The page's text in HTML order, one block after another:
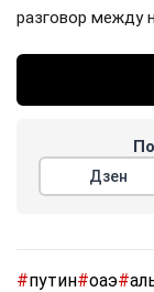
разговор между
Дзен
#путин#оаэ#